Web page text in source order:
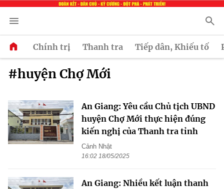
Chính trị Thanh tra Tiếp dân, Khiếu tố
#huyện Chợ Mới
An Giang: Yêu cầu Chủ tịch UBND
huyện Chợ Mới thực hiện đúng
kiến nghị của Thanh tra tỉnh
Cảnh Nhật
16:02 18/05/2025
An Giang: Nhiều kết luận thanh